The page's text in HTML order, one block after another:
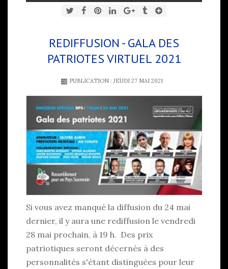
REDIFFUSION - GALA DES
PATRIOTES VIRTUEL 2021
PUBLICATION : JEUDI 27 MAI 2021
Si vous avez manqué la diffusion du 24 mai
dernier, il y aura une rediffusion le vendredi
28 mai prochain, à 19 h. Des prix
patriotiques seront décernés à des
personnalités s'étant distinguées pour leur